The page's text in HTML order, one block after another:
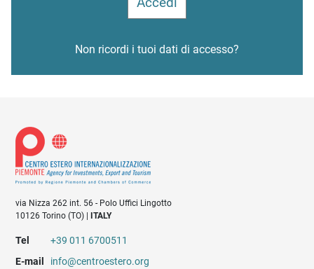
Non ricordi i tuoi dati di accesso?
via Nizza 262 int. 56 - Polo Uffici Lingotto
10126 Torino (TO) |
ITALY
Tel
+39 011 6700511
E-mail
info@centroestero.org